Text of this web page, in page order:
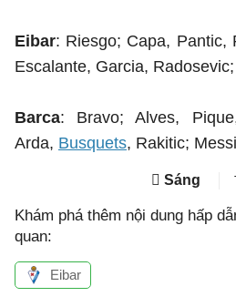
Eibar: Riesgo; Capa, Pantic,
Escalante, Garcia,
Barca: Bravo; Alves,
Arda, Busquets, Rakitic;
Sáng
Khám phá thêm nội dung hấp
quan:
Eibar